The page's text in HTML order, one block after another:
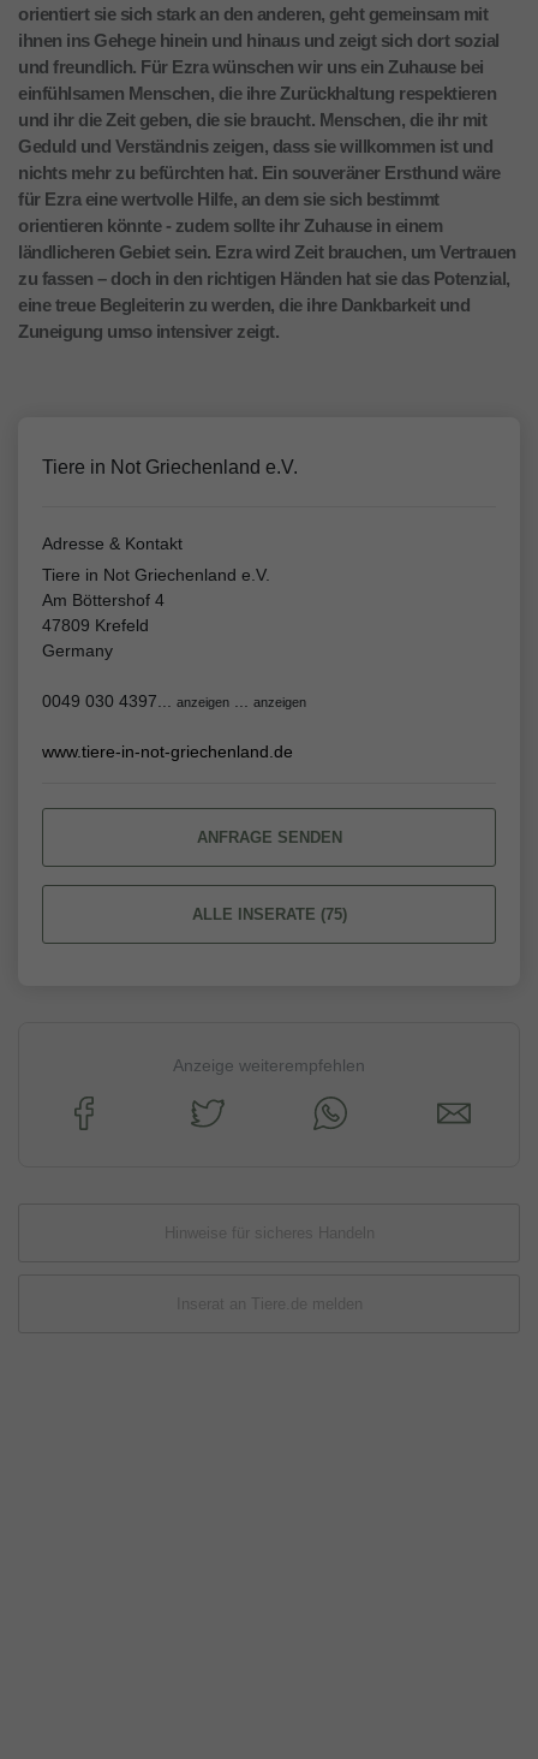
orientiert sie sich stark an den anderen, geht gemeinsam mit
ihnen ins Gehege hinein und hinaus und zeigt sich dort sozial
und freundlich. Für Ezra wünschen wir uns ein Zuhause bei
einfühlsamen Menschen, die ihre Zurückhaltung respektieren
und ihr die Zeit geben, die sie braucht. Menschen, die ihr mit
Geduld und Verständnis zeigen, dass sie willkommen ist und
nichts mehr zu befürchten hat. Ein souveräner Ersthund wäre
für Ezra eine wertvolle Hilfe, an dem sie sich bestimmt
orientieren könnte - zudem sollte ihr Zuhause in einem
ländlicheren Gebiet sein. Ezra wird Zeit brauchen, um Vertrauen
zu fassen – doch in den richtigen Händen hat sie das Potenzial,
eine treue Begleiterin zu werden, die ihre Dankbarkeit und
Zuneigung umso intensiver zeigt.
Tiere in Not Griechenland e.V.
Adresse & Kontakt
Tiere in Not Griechenland e.V.
Am Böttershof 4
47809 Krefeld
Germany
0049 030 4397... anzeigen ... anzeigen
www.tiere-in-not-griechenland.de
ANFRAGE SENDEN
ALLE INSERATE (75)
Anzeige weiterempfehlen
Hinweise für sicheres Handeln
Inserat an Tiere.de melden